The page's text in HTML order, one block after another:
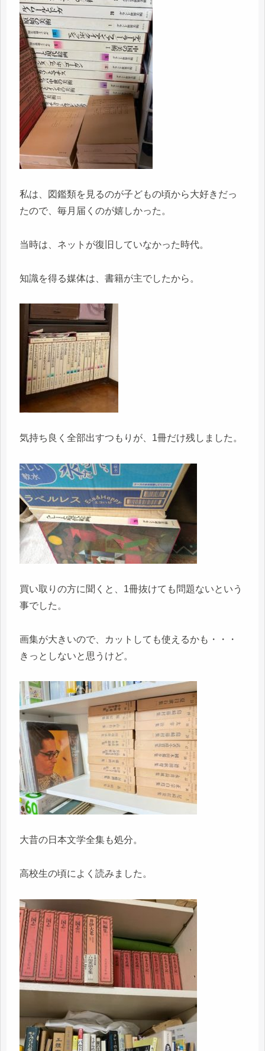
私は、図鑑類を見るのが子どもの頃から大好きだっ
たので、毎月届くのが嬉しかった。
当時は、ネットが復旧していなかった時代。
知識を得る媒体は、書籍が主でしたから。
気持ち良く全部出すつもりが、1冊だけ残しました。
買い取りの方に聞くと、1冊抜けても問題ないという
事でした。
画集が大きいので、カットしても使えるかも・・・
きっとしないと思うけど。
大昔の日本文学全集も処分。
高校生の頃によく読みました。